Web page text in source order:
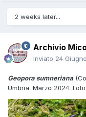
2 weeks later...
Archivio
Inviato 24
Geopora sumneriana
Umbria. Marzo 2024.